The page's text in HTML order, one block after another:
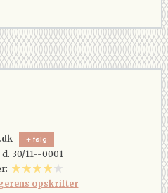
følg
30/11--0001
opskrifter